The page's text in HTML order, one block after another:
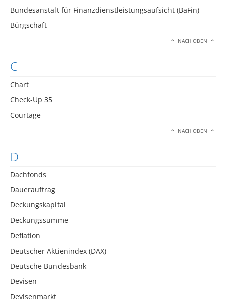
Bundesanstalt für Finanzdienstleistungsaufsicht (BaFin)
Bürgschaft
NACH OBEN
C
Chart
Check-Up 35
Courtage
NACH OBEN
D
Dachfonds
Dauerauftrag
Deckungskapital
Deckungssumme
Deflation
Deutscher Aktienindex (DAX)
Deutsche Bundesbank
Devisen
Devisenmarkt